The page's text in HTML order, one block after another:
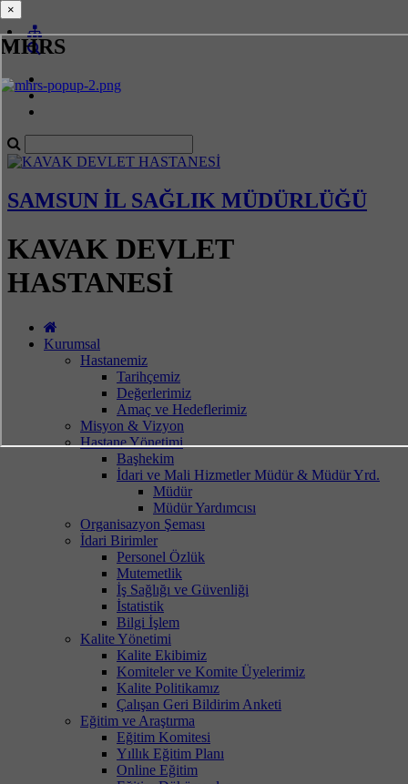
MHRS
SAMSUN İL SAĞLIK MÜDÜRLÜĞÜ
KAVAK DEVLET
HASTANESİ
Kurumsal
Hastanemiz
Tarihçemiz
Değerlerimiz
Amaç ve Hedeflerimiz
Misyon & Vizyon
Hastane Yönetimi
Başhekim
İdari ve Mali Hizmetler Müdür & Müdür Yrd.
Müdür
Müdür Yardımcısı
Organisazyon Şeması
İdari Birimler
Personel Özlük
Mutemetlik
İş Sağlığı ve Güvenliği
İstatistik
Bilgi İşlem
Kalite Yönetimi
Kalite Ekibimiz
Komiteler ve Komite Üyelerimiz
Kalite Politikamız
Çalışan Geri Bildirim Anketi
Eğitim ve Araştırma
Eğitim Komitesi
Yıllık Eğitim Planı
Online Eğitim
×